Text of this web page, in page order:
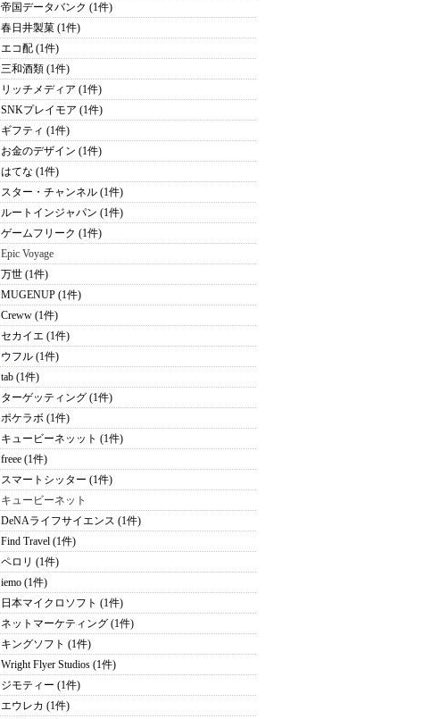
帝国データバンク (1件)
春日井製菓 (1件)
エコ配 (1件)
三和酒類 (1件)
リッチメディア (1件)
SNKプレイモア (1件)
ギフティ (1件)
お金のデザイン (1件)
はてな (1件)
スター・チャンネル (1件)
ルートインジャパン (1件)
ゲームフリーク (1件)
Epic Voyage
万世 (1件)
MUGENUP (1件)
Creww (1件)
セカイエ (1件)
ウフル (1件)
tab (1件)
ターゲッティング (1件)
ポケラボ (1件)
キュービーネッット (1件)
freee (1件)
スマートシッター (1件)
キュービーネット
DeNAライフサイエンス (1件)
Find Travel (1件)
ペロリ (1件)
iemo (1件)
日本マイクロソフト (1件)
ネットマーケティング (1件)
キングソフト (1件)
Wright Flyer Studios (1件)
ジモティー (1件)
エウレカ (1件)